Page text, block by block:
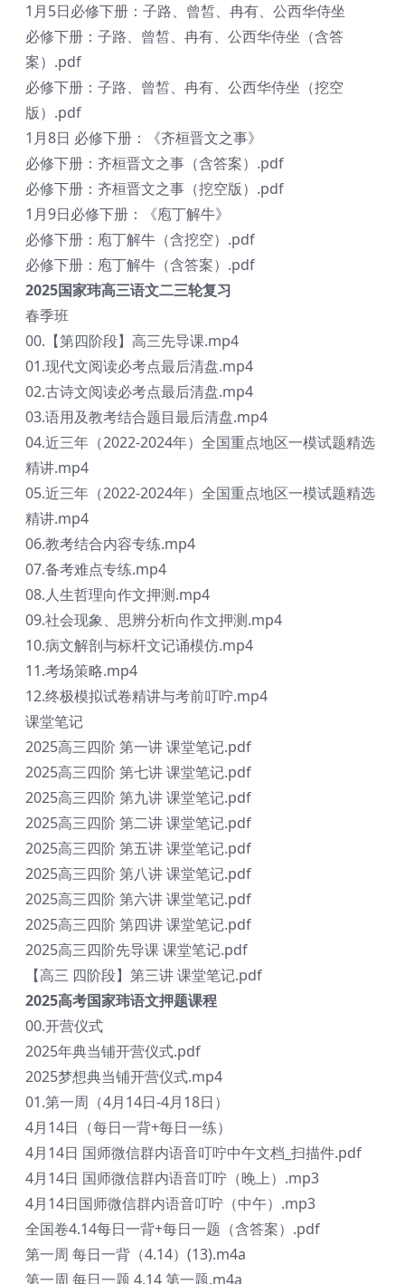
1月5日必修下册：子路、曾皙、冉有、公西华侍坐
必修下册：子路、曾皙、冉有、公西华侍坐（含答
案）.pdf
必修下册：子路、曾皙、冉有、公西华侍坐（挖空
版）.pdf
1月8日 必修下册：《齐桓晋文之事》
必修下册：齐桓晋文之事（含答案）.pdf
必修下册：齐桓晋文之事（挖空版）.pdf
1月9日必修下册：《庖丁解牛》
必修下册：庖丁解牛（含挖空）.pdf
必修下册：庖丁解牛（含答案）.pdf
2025国家玮高三语文二三轮复习
春季班
00.【第四阶段】高三先导课.mp4
01.现代文阅读必考点最后清盘.mp4
02.古诗文阅读必考点最后清盘.mp4
03.语用及教考结合题目最后清盘.mp4
04.近三年（2022-2024年）全国重点地区一模试题精选
精讲.mp4
05.近三年（2022-2024年）全国重点地区一模试题精选
精讲.mp4
06.教考结合内容专练.mp4
07.备考难点专练.mp4
08.人生哲理向作文押测.mp4
09.社会现象、思辨分析向作文押测.mp4
10.病文解剖与标杆文记诵模仿.mp4
11.考场策略.mp4
12.终极模拟试卷精讲与考前叮咛.mp4
课堂笔记
2025高三四阶 第一讲 课堂笔记.pdf
2025高三四阶 第七讲 课堂笔记.pdf
2025高三四阶 第九讲 课堂笔记.pdf
2025高三四阶 第二讲 课堂笔记.pdf
2025高三四阶 第五讲 课堂笔记.pdf
2025高三四阶 第八讲 课堂笔记.pdf
2025高三四阶 第六讲 课堂笔记.pdf
2025高三四阶 第四讲 课堂笔记.pdf
2025高三四阶先导课 课堂笔记.pdf
【高三 四阶段】第三讲 课堂笔记.pdf
2025高考国家玮语文押题课程
00.开营仪式
2025年典当铺开营仪式.pdf
2025梦想典当铺开营仪式.mp4
01.第一周（4月14日-4月18日）
4月14日（每日一背+每日一练）
4月14日 国师微信群内语音叮咛中午文档_扫描件.pdf
4月14日 国师微信群内语音叮咛（晚上）.mp3
4月14日国师微信群内语音叮咛（中午）.mp3
全国卷4.14每日一背+每日一题（含答案）.pdf
第一周 每日一背（4.14）(13).m4a
第一周 每日一题 4.14 第一题.m4a